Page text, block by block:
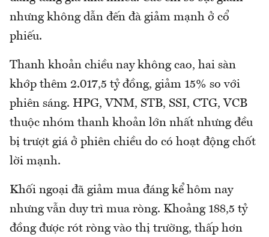
nhưng không dẫn đến đà giảm mạnh ở cổ
phiếu.
Thanh khoản chiều nay không cao, hai sàn
khớp thêm 2.017,5 tỷ đồng, giảm 15% so với
phiên sáng. HPG, VNM, STB, SSI, CTG, VCB
thuộc nhóm thanh khoản lớn nhất nhưng đều
bị trượt giá ở phiên chiều do có hoạt động chốt
lời mạnh.
Khối ngoại đã giảm mua đáng kể hôm nay
nhưng vẫn duy trì mua ròng. Khoảng 188,5 tỷ
đồng được rót ròng vào thị trường, thấp hơn